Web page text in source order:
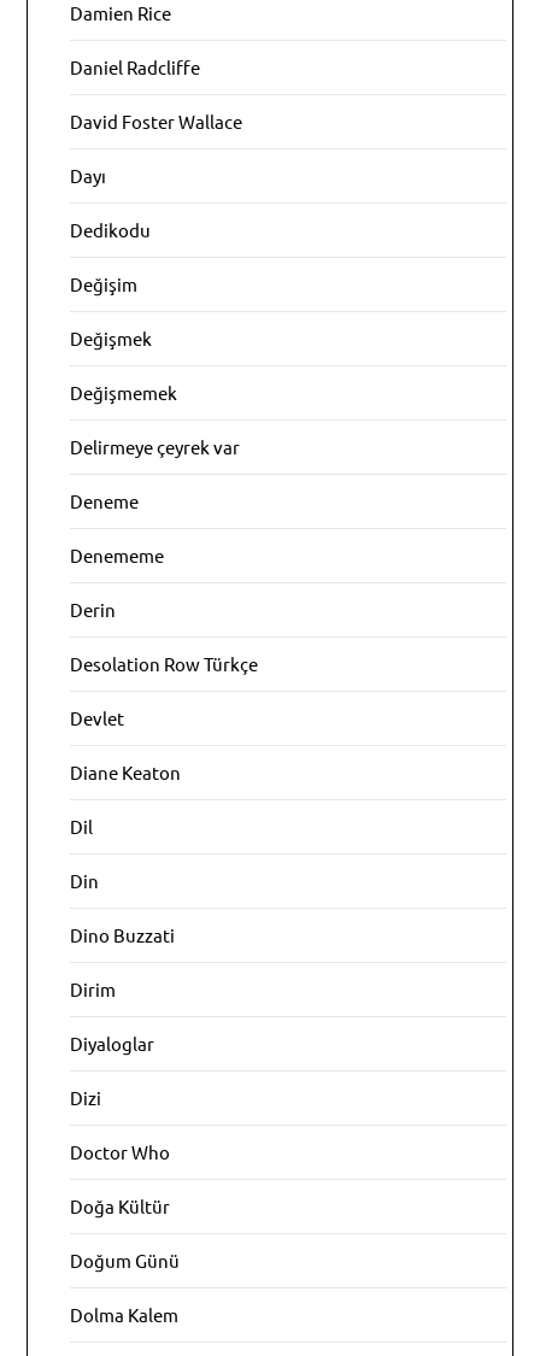
Damien Rice
Daniel Radcliffe
David Foster Wallace
Dayı
Dedikodu
Değişim
Değişmek
Değişmemek
Delirmeye çeyrek var
Deneme
Denememe
Derin
Desolation Row Türkçe
Devlet
Diane Keaton
Dil
Din
Dino Buzzati
Dirim
Diyaloglar
Dizi
Doctor Who
Doğa Kültür
Doğum Günü
Dolma Kalem